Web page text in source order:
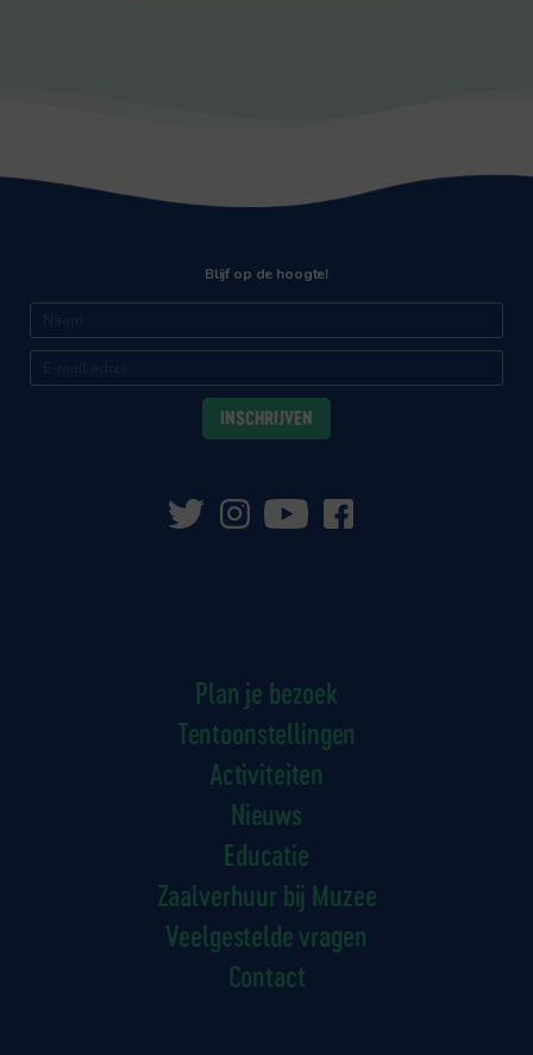
Plan je bezoek
Tentoonstellingen
Activiteiten
Nieuws
Educatie
Zaalverhuur bij Muzee
Veelgestelde vragen
Contact
Blijf op de hoogte!